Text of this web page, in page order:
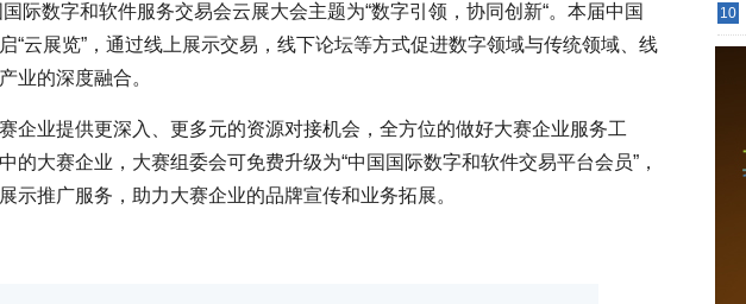
际数字和软件服务交易会云展大会主题为“数字引领，协同创新“。本届中国
“云展览”，通过线上展示交易，线下论坛等方式促进数字领域与传统领域、线
业的深度融合。
企业提供更深入、更多元的资源对接机会，全方位的做好大赛企业服务工
的大赛企业，大赛组委会可免费升级为“中国国际数字和软件交易平台会员”，
示推广服务，助力大赛企业的品牌宣传和业务拓展。
10